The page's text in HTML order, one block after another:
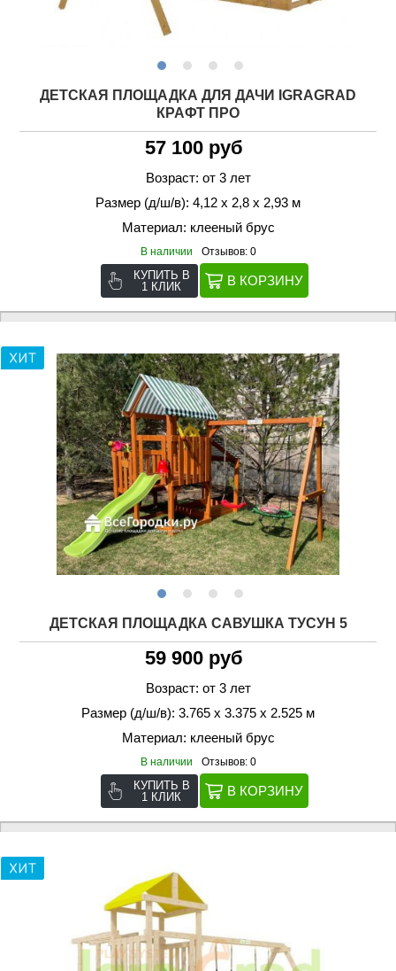
ДЕТСКАЯ ПЛОЩАДКА ДЛЯ ДАЧИ IGRAGRAD
КРАФТ ПРО
57 100 руб
Возраст: от 3 лет
Размер (д/ш/в): 4,12 х 2,8 х 2,93 м
Материал: клееный брус
В наличии Отзывов: 0
КУПИТЬ В
1 КЛИК
ДЕТСКАЯ ПЛОЩАДКА САВУШКА ТУСУН 5
59 900 руб
Возраст: от 3 лет
Размер (д/ш/в): 3.765 х 3.375 х 2.525 м
Материал: клееный брус
В наличии Отзывов: 0
КУПИТЬ В
1 КЛИК